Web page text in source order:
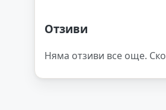
Отзиви
Няма отзиви все още.